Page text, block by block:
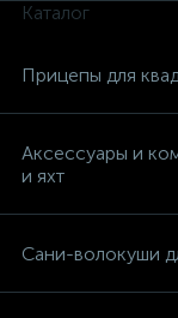
Каталог
Прицепы для
Аксессуары и
и яхт
Сани-волокуши